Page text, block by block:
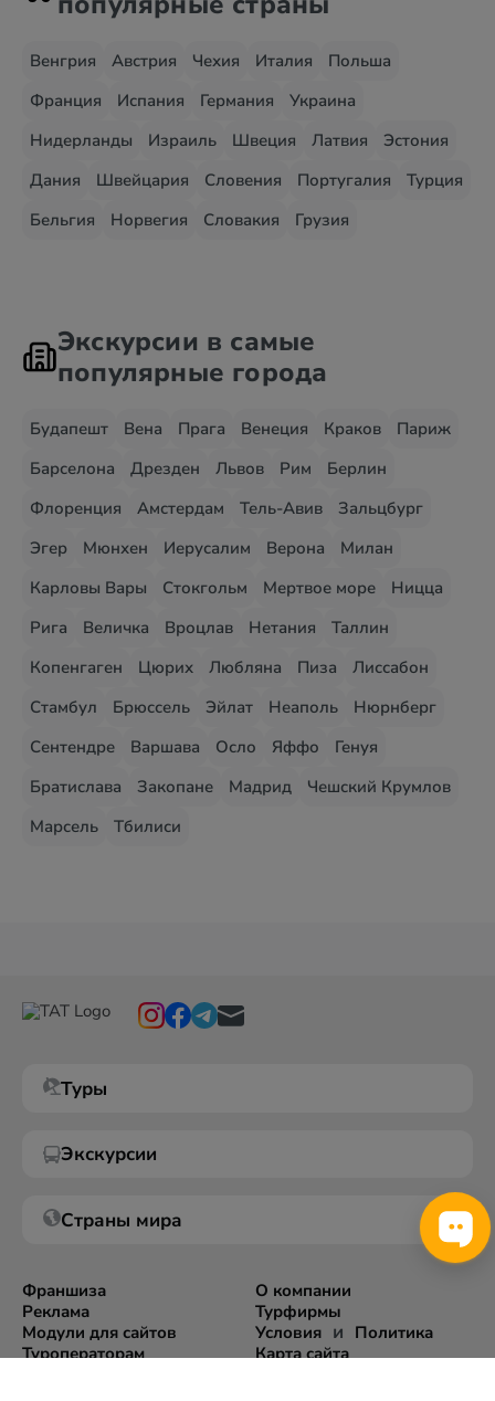
Венгрия Австрия Чехия Италия
Польша
Франция
Испания Германия
Украина
Нидерланды
Израиль Швеция Латвия
Эстония
Дания
Швейцария Словения Португалия
Турция
Бельгия
Норвегия Словакия Грузия
Экскурсии в самые
популярные города
Будапешт Вена Прага Венеция Краков
Париж
Барселона
Дрезден Львов Рим
Берлин
Флоренция
Амстердам Тель-Авив
Зальцбург
Эгер
Мюнхен Иерусалим Верона
Милан
Карловы Вары
Стокгольм Мертвое море
Ницца
Рига
Величка Вроцлав Нетания
Таллин
Копенгаген
Цюрих Любляна Пиза
Лиссабон
Стамбул
Брюссель Эйлат Неаполь
Нюрнберг
Сентендре
Варшава Осло Яффо
Генуя
Братислава
Закопане Мадрид
Чешский Крумлов
Марсель
Тбилиси
Туры
Экскурсии
Страны мира
Франшиза
Реклама
Модули для сайтов
Туроператорам
О компании
Турфирмы
Условияи Политика
Карта сайта